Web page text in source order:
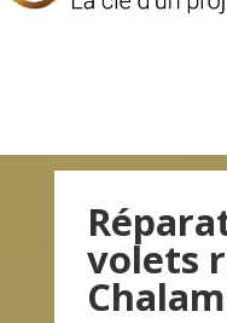
volets